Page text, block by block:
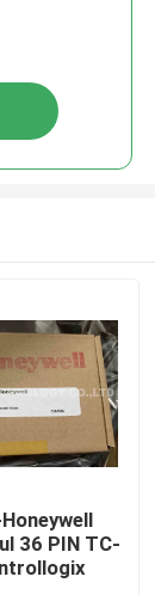
36 PIN TC-